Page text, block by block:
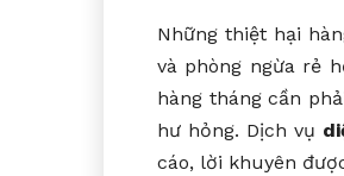
Những thiệt hại
và phòng ngừa rẻ
hàng tháng cần
hư hỏng. Dịch vụ
cáo, lời khuyên